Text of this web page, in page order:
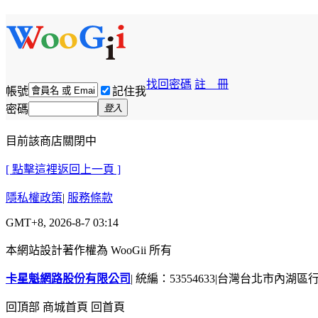
帳號 記住我
找回密碼 註 冊
密碼 登入
目前該商店關閉中
[ 點擊這裡返回上一頁 ]
隱私權政策| 服務條款
GMT+8, 2026-8-7 03:14
本網站設計著作權為 WooGii 所有
卡星魁網路股份有限公司 | 統編：53554633|台灣台北市內湖區
回頂部 商城首頁 回首頁